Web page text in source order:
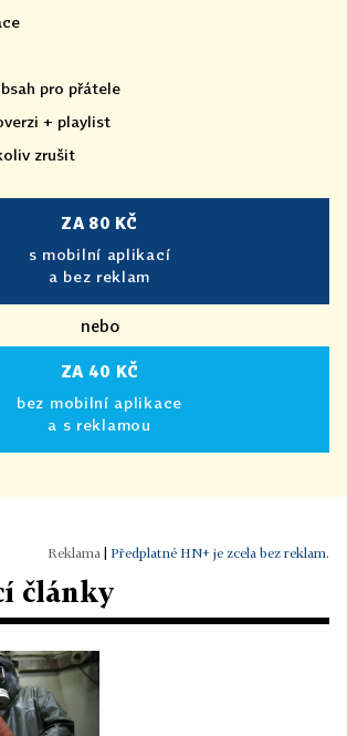
pro přátele
+ playlist
zrušit
ZA 80 KČ
s mobilní aplikací
a bez reklam
nebo
ZA 40 KČ
bez mobilní aplikace
a s reklamou
Předplatné HN+ je zcela bez reklam.
články